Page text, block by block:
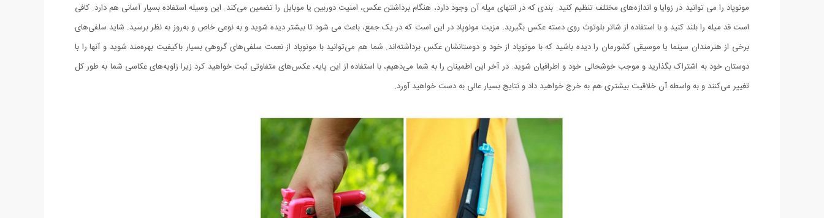
مونوپاد را می توانید در زوایا و اندازه‌های مختلف تنظیم کنید. بندی که در انتهای میله آن وجود دارد، هنگام برداشتن عکس، امنیت دوربین یا موبایل را تضمین می‌کند. این وسیله استفاده بسیار آسانی هم دارد. کافی
است قد میله را بلند کنید و با استفاده از شاتر بلوتوث روی دسته عکس بگیرید. مزیت مونوپاد در این است که در یک جمع، باعث می شود تا بیشتر دیده شوید و به نوعی خاص و به‌روز به نظر برسید. شاید سلفی‌های
برخی از هنرمندان سینما یا موسیقی کشورمان را دیده باشید که با مونوپاد از خود و دوستانشان عکس برداشته‌اند. شما هم می‌توانید با مونوپاد از نعمت سلفی‌های گروهی بسیار باکیفیت بهره‌مند شوید و آنها را با
دوستان خود به اشتراک بگذارید و موجب خوشحالی خود و اطرافیان شوید. در آخر این اطمینان را به شما می‌دهیم، با استفاده از این پایه، عکس‌های متفاوتی ثبت خواهید کرد زیرا زاویه‌های عکاسی شما به طور کل
تغییر می‌کنند و به واسطه آن خلاقیت بیشتری هم به خرج خواهید داد و نتایج بسیار عالی به دست خواهید آورد.